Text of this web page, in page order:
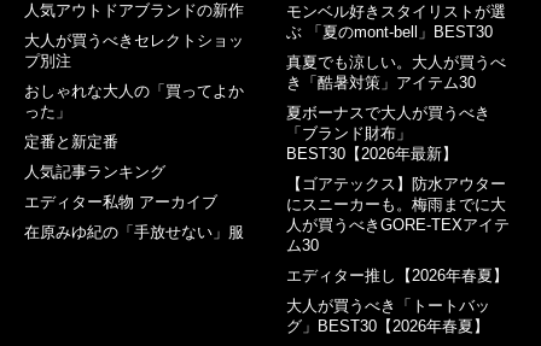
人気アウトドアブランドの新作
大人が買うべきセレクトショッ
プ別注
おしゃれな大人の「買ってよか
った」
定番と新定番
人気記事ランキング
エディター私物 アーカイブ
在原みゆ紀の「手放せない」服
モンベル好きスタイリストが選
ぶ 「夏のmont-bell」BEST30
真夏でも涼しい。大人が買うべ
き「酷暑対策」アイテム30
夏ボーナスで大人が買うべき
「ブランド財布」
BEST30【2026年最新】
【ゴアテックス】防水アウター
にスニーカーも。梅雨までに大
人が買うべきGORE-TEXアイテ
ム30
エディター推し【2026年春夏】
大人が買うべき「トートバッ
グ」BEST30【2026年春夏】